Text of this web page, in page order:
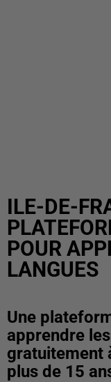
ILE-DE-
POUR
LANGUES
Une
apprendre
gratuitement
plus de 15